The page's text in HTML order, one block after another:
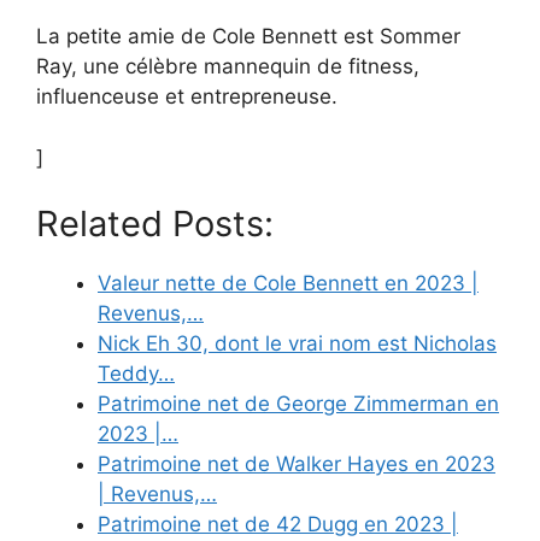
La petite amie de Cole Bennett est Sommer
Ray, une célèbre mannequin de fitness,
influenceuse et entrepreneuse.
]
Related Posts:
Valeur nette de Cole Bennett en 2023 |
Revenus,…
Nick Eh 30, dont le vrai nom est Nicholas
Teddy…
Patrimoine net de George Zimmerman en
2023 |…
Patrimoine net de Walker Hayes en 2023
| Revenus,…
Patrimoine net de 42 Dugg en 2023 |